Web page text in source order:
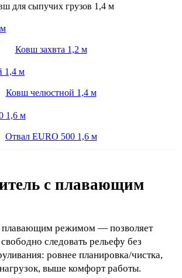
для сыпучих грузов 1,4 м
Ковш захвта 1,2 м
Ковш челюстной 1,4 м
Отвал EURO 500 1,6 м
с плавающим
плавающим режимом — позволяет
следовать рельефу без
ровнее планировка/чистка,
выше комфорт работы.